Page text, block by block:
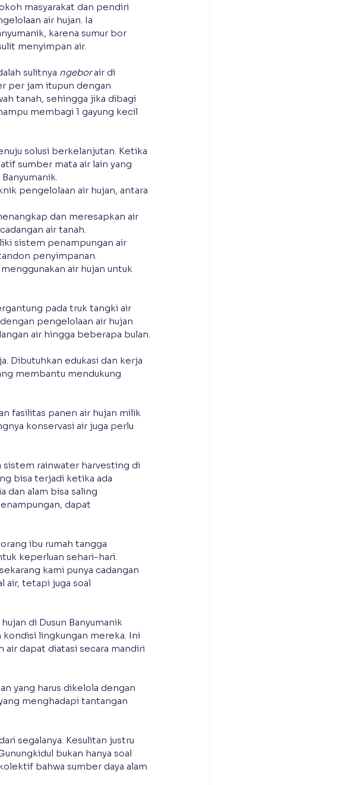
masyarakat dan pendiri
air hujan. Ia
karena sumur bor
menyimpan air.
sulitnya ngebor air di
per jam itupun dengan
tanah, sehingga jika dibagi
membagi 1 gayung kecil
solusi berkelanjutan. Ketika
sumber mata air lain yang
pengelolaan air hujan, antara
dan meresapkan air
air tanah.
sistem penampungan air
penyimpanan.
air hujan untuk
pada truk tangki air
pengelolaan air hujan
air hingga beberapa bulan.
Dibutuhkan edukasi dan kerja
membantu mendukung
fasilitas panen air hujan milik
konservasi air juga perlu
rainwater harvesting di
bisa terjadi ketika ada
dan alam bisa saling
dapat
ibu rumah tangga
keperluan sehari-hari.
kami punya cadangan
air, tetapi juga soal
di Dusun Banyumanik
lingkungan mereka. Ini
air dapat diatasi secara mandiri
yang harus dikelola dengan
menghadapi tantangan
segalanya. Kesulitan justru
bukan hanya soal
bahwa sumber daya alam